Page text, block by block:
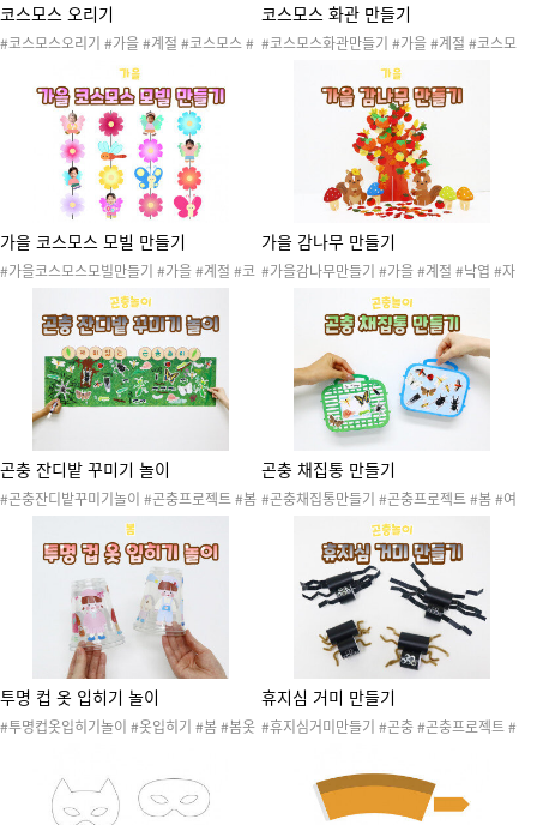
코스모스 오리기
#코스모스오리기 #가을 #계절 #코스모스 #
낙엽 #자연 #자연물 #가을나무 #가을꽃 #가
을환경 #가을활동 #가을놀이 # 가을꾸미기
#가을도안 #가을프로젝트 #코스모스축제 #
코스모스행사 #가을축제 #가을행사 #코스모
스꽃길만들기 #코스모스꽃밭만들기 #코스모
스화관만들기 #가위오리기 #종이오리기 #색
종이오리기 #소근육발달 #가을환경판 #가을
게시판 #가을오리기
코스모스 화관 만들기
#코스모스화관만들기 #가을 #계절 #코스모
스 #낙엽 #자연 #자연물 #가을나무 #가을꽃
#가을환경 #가을활동 #가을놀이 #가을꾸미
기 #가을도안 #가을프로젝트 #코스모스축제
#코스모스행사 #가을축제 #가을행사 #코스
모스꽃길만들기 #코스모스꽃밭만들기 #코스
모스오리기 #코스모스머리띠 #미술활동 #가
가을 코스모스 모빌 만들기
#가을코스모스모빌만들기 #가을 #계절 #코
스모스 #낙엽 #자연 #자연물 #가을나무 #가
을꽃 #가을환경 #가을활동 #가을노이 #가을
놀이 #가을꾸미기 #가을도안 #가을프로젝트
#코스모스축제 #코스모스행사 #가을축제 #
가을행사 #가을모빌만들기 #가을환경판
가을 감나무 만들기
#가을감나무만들기 #가을 #계절 #낙엽 #자
연 #자연물 #가을나무 #가을꽃 #가을환경 #
가을활동 #가을놀이 #가을꾸미기 #가을도안
#가을프로젝트 #과일 #가을열매
곤충 잔디밭 꾸미기 놀이
#곤충잔디밭꾸미기놀이 #곤충프로젝트 #봄
#여름 #가을 #봄곤충 #여름곤충 #가을곤충
#자연탐구 #자연관찰 #과학 #곤충채집 #곤
충놀이 #곤충활동 #자연
곤충 채집통 만들기
#곤충채집통만들기 #곤충프로젝트 #봄 #여
름 #가을 #봄곤충 #여름곤충 #가을곤충 #자
연탐구 #자연관찰 #과학 #곤충채집 #곤충놀
이 #곤충활동 #자연 #곤충탐험 #곤충채집통
#관찰 #미술활동 #곤충채집 #가을산책놀이
#봄만들기
투명 컵 옷 입히기 놀이
#투명컵옷입히기놀이 #옷입히기 #봄 #봄옷
이 #투명컵 #재활용품 #미술활동 #계절 #봄
휴지심 거미 만들기
#휴지심거미만들기 #곤충 #곤충프로젝트 #
충 #자연탐구 #자연관찰 #과학 #곤충채집 #
곤충놀이 #곤충활동 #자연 #미술활동 #거미
만들기 #거미줄 #봄만들기